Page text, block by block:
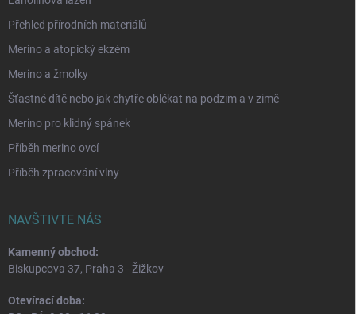
Přehled přírodních materiálů
Merino a atopický ekzém
Merino a žmolky
Šťastné dítě nebo jak chytře oblékat na podzim a v zimě
Merino pro klidný spánek
Příběh merino ovcí
Příběh zpracování vlny
NAVŠTIVTE NÁS
Kamenný obchod:
Biskupcova 37, Praha 3 - Žižkov
Otevírací doba: